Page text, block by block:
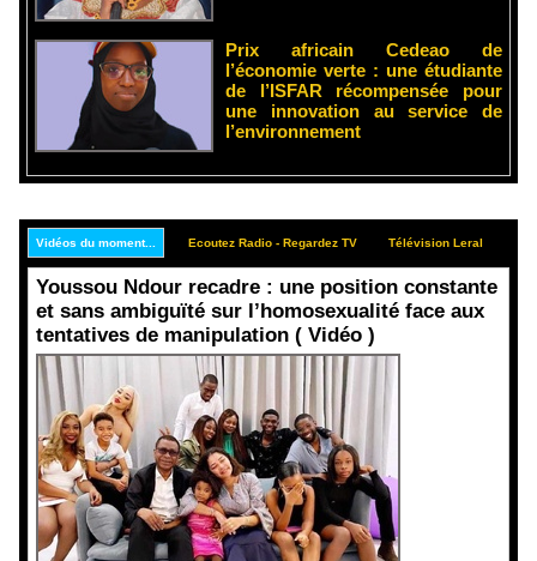
Prix africain Cedeao de
l’économie verte : une étudiante
de l’ISFAR récompensée pour
une innovation au service de
l’environnement
Vidéos du moment... Ecoutez Radio - Regardez TV Télévision Leral
Youssou Ndour recadre : une position constante
et sans ambiguïté sur l’homosexualité face aux
tentatives de manipulation ( Vidéo )